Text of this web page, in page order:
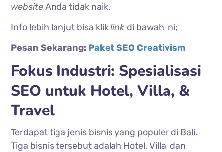
websiteAnda tidak naik.
Info lebih lanjut bisa kliklink di bawah ini;
Pesan Sekarang: Paket SEO Creativism
Fokus Industri: Spesialisasi
SEO untuk Hotel, Villa, &
Travel
Terdapat tiga jenis bisnis yang populer di Bali.
Tiga bisnis tersebut adalah Hotel, Villa, dan